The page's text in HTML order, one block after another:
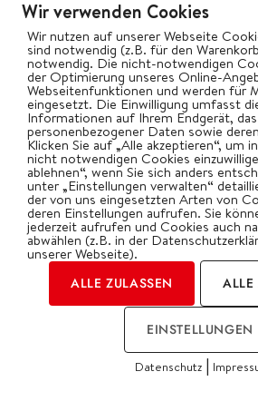
BEILAGEN REZEPTE
Süßkartoffeln gefüllt
Alpenhain Camembert
gerösteter Knoblauch
Ein unvergesslicher
WEITERLESEN...
Wir verwenden Cookies
Wir nutzen auf unserer Webseite
sind notwendig (z.B. für den
notwendig. Die nicht-notwendigen
der Optimierung unseres Online-
Webseitenfunktionen und werden für
eingesetzt. Die Einwilligung umfasst
Informationen auf Ihrem Endgerät,
personenbezogener Daten sowie
Klicken Sie auf „Alle akzeptieren“, um
nicht notwendigen Cookies
ablehnen“, wenn Sie sich anders
unter „Einstellungen verwalten“
der von uns eingesetzten Arten von
deren Einstellungen aufrufen. Sie
jederzeit aufrufen und Cookies auch
abwählen (z.B. in der
unserer Webseite).
ALLE ZULASSEN ALLE
EINSTELLUNGEN
Datenschutz |